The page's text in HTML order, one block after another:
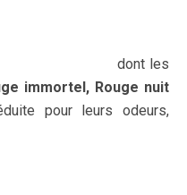
dont les
immortel, Rouge nuit
pour leurs odeurs,